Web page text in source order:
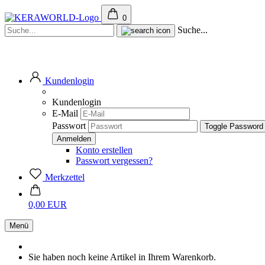
0
Suche...
Kundenlogin
Kundenlogin
E-Mail
Passwort
Toggle
Konto erstellen
Passwort vergessen?
Merkzettel
0,00 EUR
Menü
Sie haben noch keine Artikel in Ihrem Warenkorb.